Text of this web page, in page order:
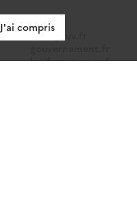
data.gouv.fr
legifrance.gouv.fr
J'ai compris